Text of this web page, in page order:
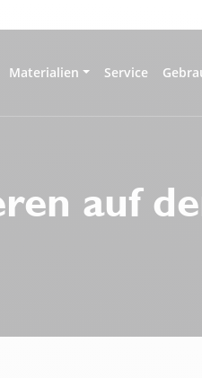
Materialien Service
auf